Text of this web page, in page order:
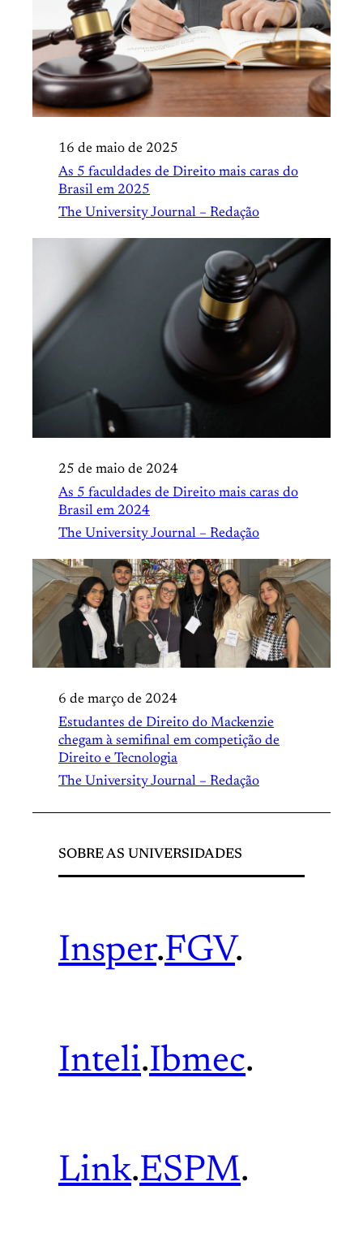
16 de maio de 2025
As 5 faculdades de Direito mais caras do
Brasil em 2025
The University Journal – Redação
25 de maio de 2024
As 5 faculdades de Direito mais caras do
Brasil em 2024
The University Journal – Redação
6 de março de 2024
Estudantes de Direito do Mackenzie
chegam à semifinal em competição de
Direito e Tecnologia
The University Journal – Redação
SOBRE AS UNIVERSIDADES
Insper.FGV.
Inteli.Ibmec.
Link.ESPM.